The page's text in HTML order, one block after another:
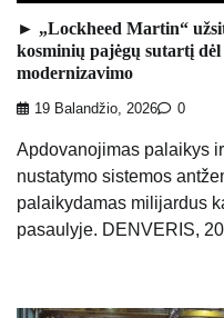
► „Lockheed Martin“
kosminių pajėgų sutartį
modernizavimo
19 Balandžio, 2026 0
Apdovanojimas palaikys
nustatymo sistemos
palaikydamas milijardus
pasaulyje. DENVERIS,